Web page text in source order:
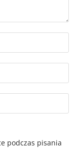
podczas pisania